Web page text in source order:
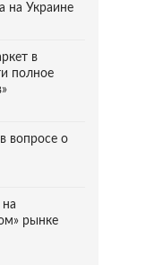
на Украине
в
полное
вопросе о
рынке